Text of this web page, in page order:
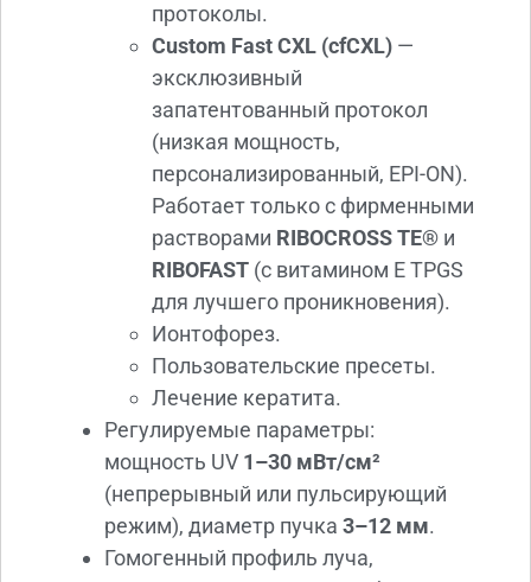
протоколы.
Custom Fast CXL (cfCXL) —
эксклюзивный
запатентованный протокол
(низкая мощность,
персонализированный, EPI-ON).
Работает только с фирменными
растворами RIBOCROSS TE® и
RIBOFAST (с витамином E TPGS
для лучшего проникновения).
Ионтофорез.
Пользовательские пресеты.
Лечение кератита.
Регулируемые параметры:
мощность UV 1–30 мВт/см²
(непрерывный или пульсирующий
режим), диаметр пучка 3–12 мм.
Гомогенный профиль луча,